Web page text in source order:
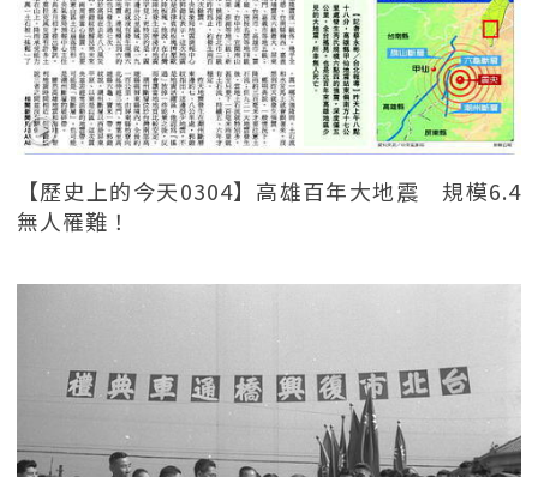
【歷史上的今天0304】高雄百年大地震 規模6.4
無人罹難！